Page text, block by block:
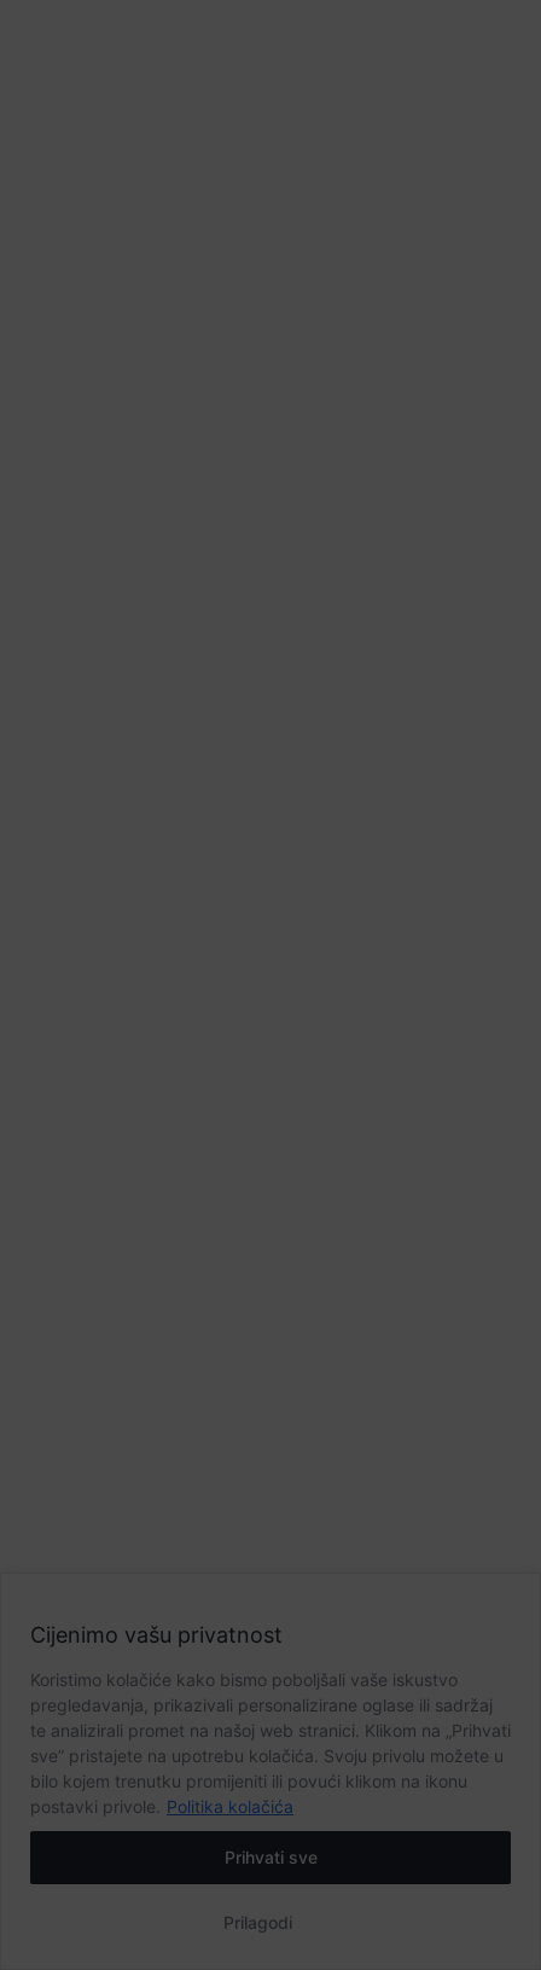
Cijenimo vašu privatnost
Koristimo kolačiće kako bismo poboljšali vaše iskustvo
pregledavanja, prikazivali personalizirane oglase ili sadržaj
te analizirali promet na našoj web stranici. Klikom na „Prihvati
sve” pristajete na upotrebu kolačića. Svoju privolu možete u
bilo kojem trenutku promijeniti ili povući klikom na ikonu
postavki privole.
Politika kolačića
Prilagodi
Prihvati sve